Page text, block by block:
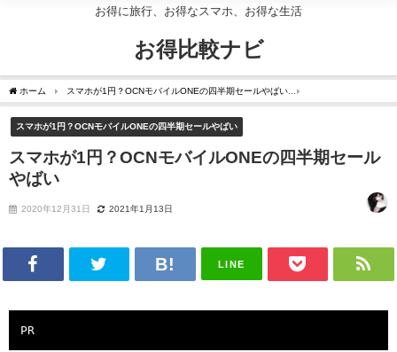
お得に旅行、お得なスマホ、お得な生活
お得比較ナビ
ホーム スマホが1円？OCNモバイルONEの四半期セールやばい
スマホが1円？OCNモバイルONEの四半期セールやばい
スマホが1円？OCNモバイルONEの四半期セール
やばい
2020年12月31日 2021年1月13日
LINE
PR